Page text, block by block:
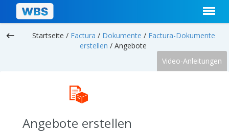
keyboard_backspace Startseite / Factura / Dokumente / Factura-Dokumente
erstellen / Angebote
Video-Anleitungen
Angebote erstellen